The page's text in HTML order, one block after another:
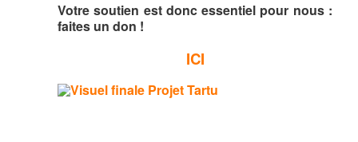
Votre soutien est donc essentiel pour nous :
faites un don !
ICI